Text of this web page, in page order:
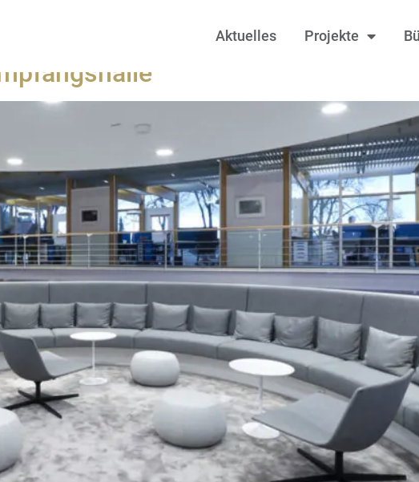
Aktuelles Projekte